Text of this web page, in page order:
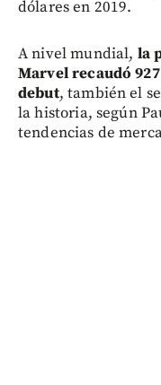
dólares en 2019.
A nivel mundial, la
Marvel recaudó
debut, también el
la historia, según
tendencias de